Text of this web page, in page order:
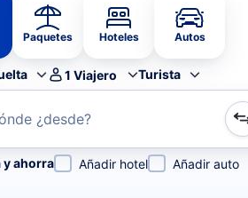
Paquetes Hoteles Autos
1 Viajero Turista
¿desde?
por aerolínea, por ciudad o
y ahorra Añadir hotel Añadir auto